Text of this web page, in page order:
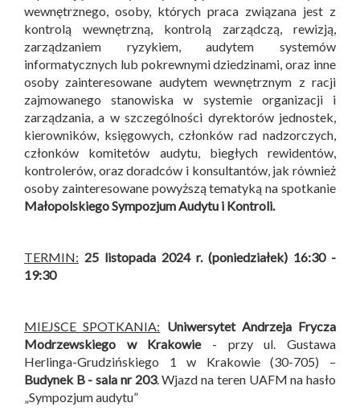
wewnętrznego, osoby, których praca związana jest z
kontrolą wewnętrzną, kontrolą zarządczą, rewizją,
zarządzaniem ryzykiem, audytem systemów
informatycznych lub pokrewnymi dziedzinami, oraz inne
osoby zainteresowane audytem wewnętrznym z racji
zajmowanego stanowiska w systemie organizacji i
zarządzania, a w szczególności dyrektorów jednostek,
kierowników, księgowych, członków rad nadzorczych,
członków komitetów audytu, biegłych rewidentów,
kontrolerów, oraz doradców i konsultantów, jak również
osoby zainteresowane powyższą tematyką na spotkanie
Małopolskiego Sympozjum Audytu i Kontroli.
TERMIN: 25 listopada 2024 r. (poniedziałek) 16:30 -
19:30
MIEJSCE SPOTKANIA: Uniwersytet Andrzeja Frycza
Modrzewskiego w Krakowie- przy ul. Gustawa
Herlinga-Grudzińskiego 1 w Krakowie (30-705) –
Budynek B - sala nr 203. Wjazd na teren UAFM na hasło
„Sympozjum audytu”